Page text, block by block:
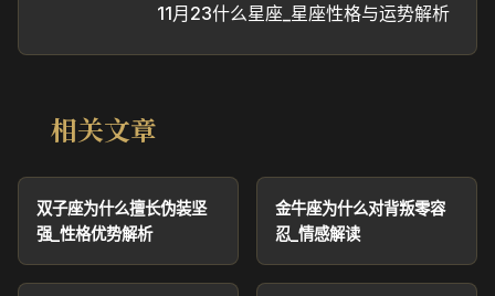
11月23什么星座_星座性格与运势解析
相关文章
双子座为什么擅长伪装坚
强_性格优势解析
金牛座为什么对背叛零容
忍_情感解读